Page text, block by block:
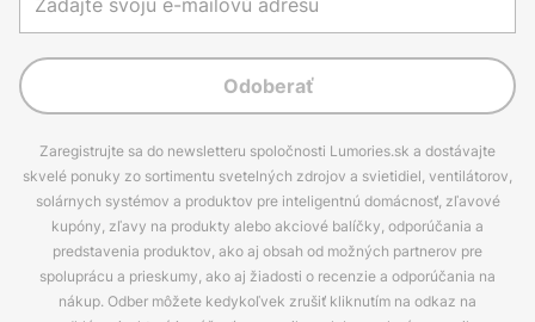
Odoberať
Zaregistrujte sa do newsletteru spoločnosti Lumories.sk a dostávajte
skvelé ponuky zo sortimentu svetelných zdrojov a svietidiel, ventilátorov,
solárnych systémov a produktov pre inteligentnú domácnosť, zľavové
kupóny, zľavy na produkty alebo akciové balíčky, odporúčania a
predstavenia produktov, ako aj obsah od možných partnerov pre
spoluprácu a prieskumy, ako aj žiadosti o recenzie a odporúčania na
nákup. Odber môžete kedykoľvek zrušiť kliknutím na odkaz na